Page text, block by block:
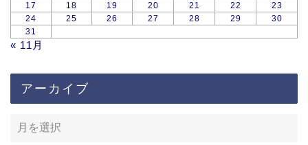
17
18 19 20 21 22
23
24
25 26 27 28 29
30
31
« 11月
アーカイブ